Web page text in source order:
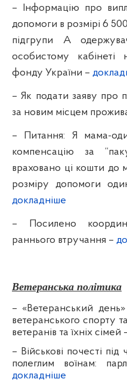
– Інформацію про
допомоги в розмірі 6
підгрупи А
особистому кабінеті
фонду України –
– Як подати заяву про
за новим місцем
– Питання: Я мама-
компенсацію за
враховано ці кошти до
розміру допомоги
докладніше
– Посилено
раннього втручання –
Ветеранська політика
–«Ветеранський
ветеранського спорту
ветеранів та їхніх сімей
– Військові почесті
полеглим воїнам:
докладніше